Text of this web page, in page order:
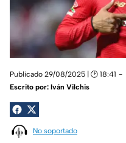
Publicado 29/08/2025 | 🕑 18:41
Escrito por: Iván Vilchis
No soportado